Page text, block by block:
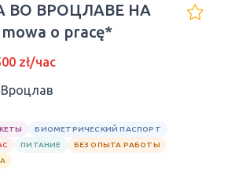
ВО ВРОЦЛАВЕ НА
o pracę*
zł/час
БИОМЕТРИЧЕСКИЙ ПАСПОРТ
ПИТАНИЕ
БЕЗ ОПЫТА РАБОТЫ